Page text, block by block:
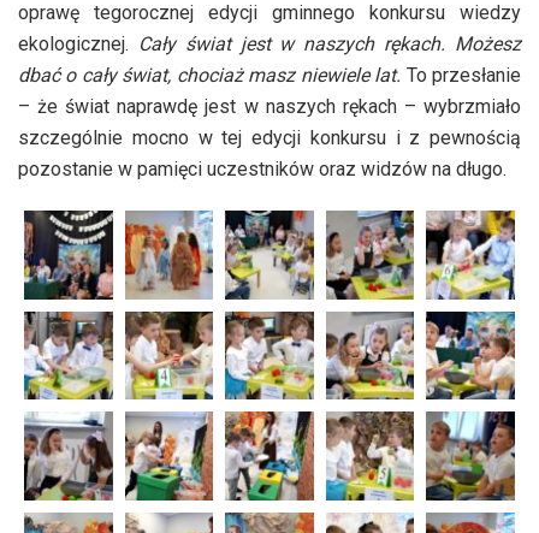
oprawę tegorocznej edycji gminnego konkursu wiedzy
ekologicznej. Cały świat jest w naszych rękach. Możesz
dbać o cały świat, chociaż masz niewiele lat. To przesłanie
– że świat naprawdę jest w naszych rękach – wybrzmiało
szczególnie mocno w tej edycji konkursu i z pewnością
pozostanie w pamięci uczestników oraz widzów na długo.